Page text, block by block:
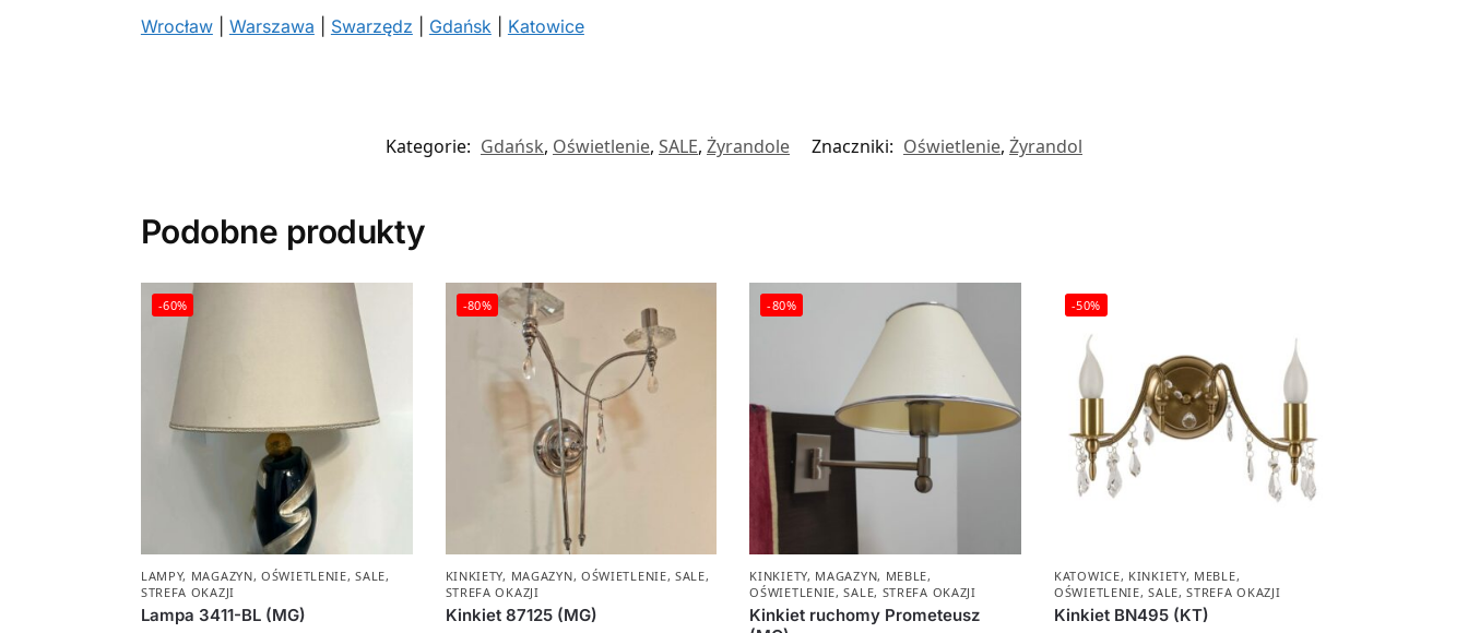
Wrocław| Warszawa Swarzędz Gdańsk Katowice
Kategorie: Gdańsk, Oświetlenie, SALE, Żyrandole Znaczniki: Oświetlenie, Żyrandol
Podobne produkty
-60%
LAMPY, MAGAZYN,OŚWIETLENIE,SALE,
STREFA OKAZJI
Lampa 3411-BL (MG)
-80%
KINKIETY, MAGAZYN, OŚWIETLENIE,SALE,
STREFA OKAZJI
Kinkiet 87125 (MG)
-80%
KINKIETY, MAGAZYN, MEBLE,
OŚWIETLENIE,SALE, STREFA OKAZJI
Kinkiet ruchomy Prometeusz
-50%
KATOWICE, KINKIETY, MEBLE,
OŚWIETLENIE,SALE,STREFA OKAZJI
Kinkiet BN495 (KT)